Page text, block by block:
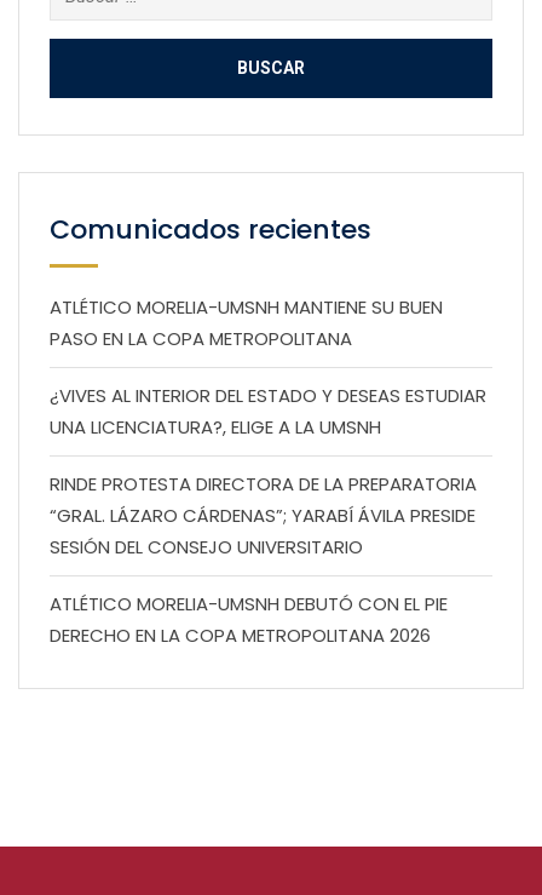
Comunicados recientes
ATLÉTICO MORELIA-UMSNH MANTIENE SU BUEN
PASO EN LA COPA METROPOLITANA
¿VIVES AL INTERIOR DEL ESTADO Y DESEAS ESTUDIAR
UNA LICENCIATURA?, ELIGE A LA UMSNH
RINDE PROTESTA DIRECTORA DE LA PREPARATORIA
“GRAL. LÁZARO CÁRDENAS”; YARABÍ ÁVILA PRESIDE
SESIÓN DEL CONSEJO UNIVERSITARIO
ATLÉTICO MORELIA-UMSNH DEBUTÓ CON EL PIE
DERECHO EN LA COPA METROPOLITANA 2026